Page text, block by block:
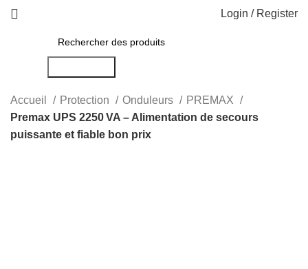
Login / Register
Accueil Protection Onduleurs
PREMAX
Premax UPS 2250 VA – Alimentation de secours
puissante et fiable bon prix